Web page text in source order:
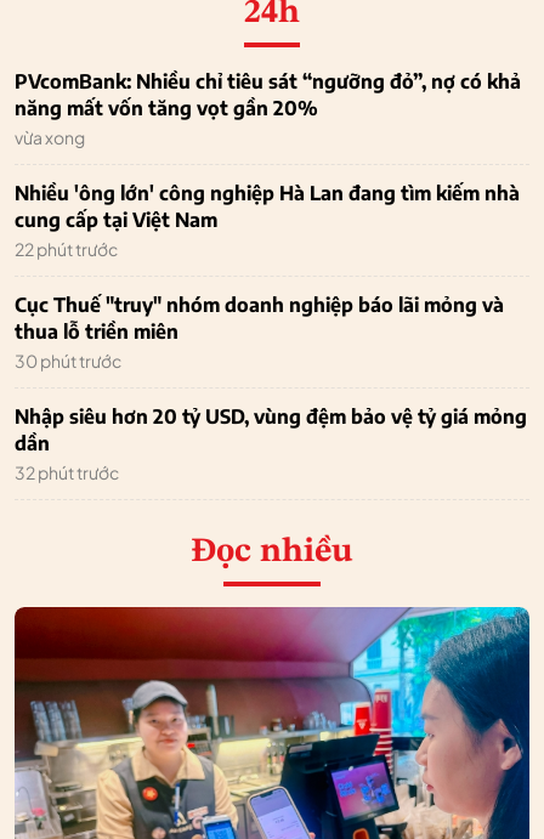
24h
PVcomBank: Nhiều chỉ tiêu sát “ngưỡng đỏ”, nợ có khả
năng mất vốn tăng vọt gần 20%
vừa xong
Nhiều 'ông lớn' công nghiệp Hà Lan đang tìm kiếm nhà
cung cấp tại Việt Nam
22 phút trước
Cục Thuế "truy" nhóm doanh nghiệp báo lãi mỏng và
thua lỗ triền miên
30 phút trước
Nhập siêu hơn 20 tỷ USD, vùng đệm bảo vệ tỷ giá mỏng
dần
32 phút trước
Đọc nhiều